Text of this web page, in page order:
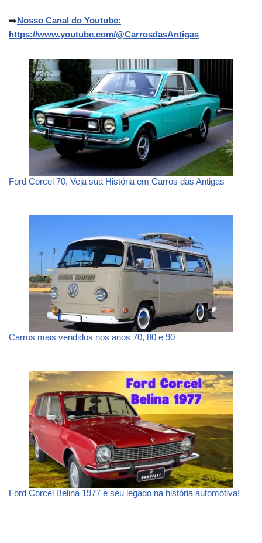
➡️Nosso Canal do Youtube:
https://www.youtube.com/@CarrosdasAntigas
Ford Corcel 70, Veja sua História em Carros das Antigas
Carros mais vendidos nos anos 70, 80 e 90
Ford Corcel Belina 1977 e seu legado na história automotiva!